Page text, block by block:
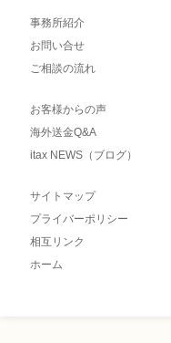
事務所紹介
お問い合せ
ご相談の流れ
お客様からの声
海外送金Q&A
itax NEWS（ブログ）
サイトマップ
プライバーポリシー
相互リンク
ホーム